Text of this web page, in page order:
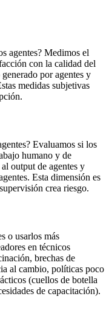
agentes? Medimos el
con la calidad del
por agentes y
medidas subjetivas
Evaluamos si los
humano y de
output de agentes y
Esta dimensión es
crea riesgo.
o usarlos más
en técnicos
brechas de
al cambio, políticas poco
(cuellos de botella
de capacitación).